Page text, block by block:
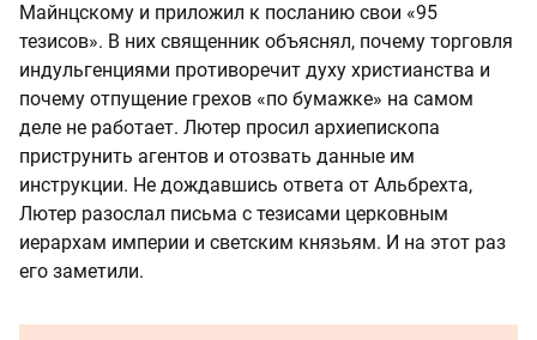
Майнцскому и приложил к посланию свои «95
тезисов». В них священник объяснял, почему торговля
индульгенциями противоречит духу христианства и
почему отпущение грехов «по бумажке» на самом
деле не работает. Лютер просил архиепископа
приструнить агентов и отозвать данные им
инструкции. Не дождавшись ответа от Альбрехта,
Лютер разослал письма с тезисами церковным
иерархам империи и светским князьям. И на этот раз
его заметили.